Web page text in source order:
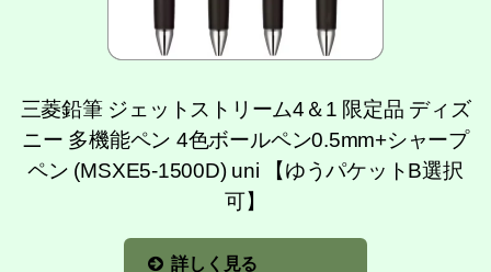
三菱鉛筆 ジェットストリーム4＆1 限定品 ディズ
ニー 多機能ペン 4色ボールペン0.5mm+シャープ
ペン (MSXE5-1500D) uni 【ゆうパケットB選択
可】
詳しく見る